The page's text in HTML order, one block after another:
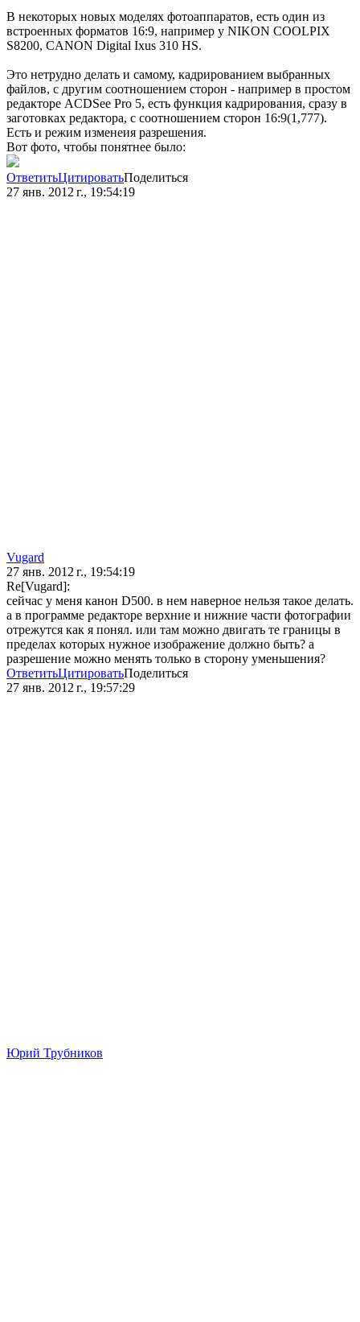
В некоторых новых моделях фотоаппаратов, есть один из
встроенных форматов 16:9, например у NIKON COOLPIX
S8200, CANON Digital Ixus 310 HS.
Это нетрудно делать и самому, кадрированием выбранных
файлов, с другим соотношением сторон - например в простом
редакторе ACDSee Pro 5, есть функция кадрирования, сразу в
заготовках редактора, с соотношением сторон 16:9(1,777).
Есть и режим изменеия разрешения.
Вот фото, чтобы понятнее было:
ОтветитьЦитироватьПоделиться
27 янв. 2012 г., 19:54:19
Vugard
27 янв. 2012 г., 19:54:19
Re[Vugard]:
сейчас у меня канон D500. в нем наверное нельзя такое делать.
а в программе редакторе верхние и нижние части фотографии
отрежутся как я понял. или там можно двигать те границы в
пределах которых нужное изображение должно быть? а
разрешение можно менять только в сторону уменьшения?
ОтветитьЦитироватьПоделиться
27 янв. 2012 г., 19:57:29
Юрий Трубников